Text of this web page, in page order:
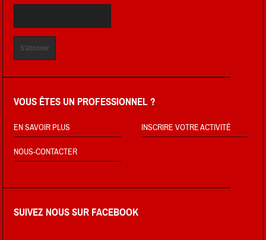
VOUS ÊTES UN PROFESSIONNEL ?
EN SAVOIR PLUS INSCRIRE VOTRE ACTIVITÉ
NOUS-CONTACTER
SUIVEZ NOUS SUR FACEBOOK